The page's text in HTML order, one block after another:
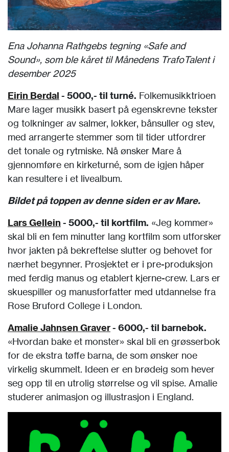
Ena Johanna Rathgebs tegning «Safe and
Sound», som ble kåret til Månedens TrafoTalent i
desember 2025
Eirin Berdal - 5000,- til turné. Folkemusikktrioen
Mare lager musikk basert på egenskrevne tekster
og tolkninger av salmer, lokker, bånsuller og stev,
med arrangerte stemmer som til tider utfordrer
det tonale og rytmiske. Nå ønsker Mare å
gjennomføre en kirketurné, som de igjen håper
kan resultere i et livealbum.
Bildet på toppen av denne siden er av Mare.
Lars Gellein - 5000,- til kortfilm. «Jeg kommer»
skal bli en fem minutter lang kortfilm som utforsker
hvor jakten på bekreftelse slutter og behovet for
nærhet begynner. Prosjektet er i pre-produksjon
med ferdig manus og etablert kjerne-crew. Lars er
skuespiller og manusforfatter med utdannelse fra
Rose Bruford College i London.
Amalie Jahnsen Graver- 6000,- til barnebok.
«Hvordan bake et monster» skal bli en grøsserbok
for de ekstra tøffe barna, de som ønsker noe
virkelig skummelt. Ideen er en brødeig som hever
seg opp til en utrolig størrelse og vil spise. Amalie
studerer animasjon og illustrasjon i England.